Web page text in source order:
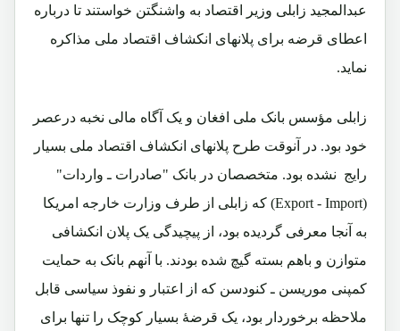
عبدالمجید زابلی وزیر اقتصاد به واشنگتن خواستند تا درباره
اعطای قرضه برای پلانهای انکشاف اقتصاد ملی مذاکره
نماید.
زابلی مؤسس بانک ملی افغان و یک آگاه مالی نخبه درعصر
خود بود. در آنوقت طرح پلانهای انکشاف اقتصاد ملی بسیار
رایج نشده بود. متخصصان در بانک "صادرات ـ واردات"
(Export - Import
) که زابلی از طرف وزارت خارجه امریکا
به آنجا معرفی گردیده بود، از پیچیدگی یک پلان انکشافی
متوازن و باهم بسته گیچ شده بودند. با آنهم بانک به حمایت
کمپنی موریسن ـ کنودسن که از اعتبار و نفوذ سیاسی قابل
ملاحظه برخوردار بود، یک قرضۀ بسیار کوچک را تنها برای